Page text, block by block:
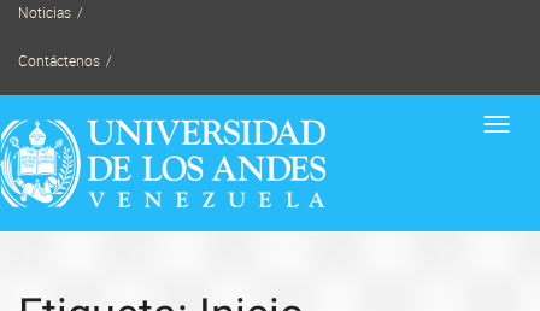
Noticias
Contáctenos